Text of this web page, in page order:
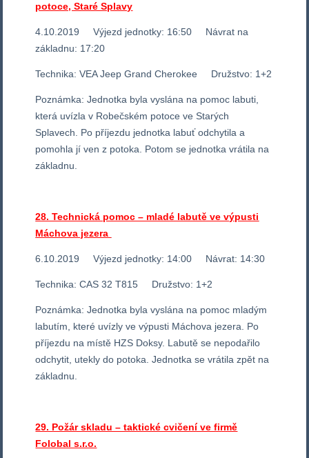
potoce, Staré Splavy
4.10.2019 Výjezd jednotky: 16:50 Návrat na
základnu: 17:20
Technika: VEA Jeep Grand Cherokee Družstvo: 1+2
Poznámka: Jednotka byla vyslána na pomoc labuti,
která uvízla v Robečském potoce ve Starých
Splavech. Po příjezdu jednotka labuť odchytila a
pomohla jí ven z potoka. Potom se jednotka vrátila na
základnu.
28. Technická pomoc – mladé labutě ve výpusti
Máchova jezera
6.10.2019 Výjezd jednotky: 14:00 Návrat: 14:30
Technika: CAS 32 T815 Družstvo: 1+2
Poznámka: Jednotka byla vyslána na pomoc mladým
labutím, které uvízly ve výpusti Máchova jezera. Po
příjezdu na místě HZS Doksy. Labutě se nepodařilo
odchytit, utekly do potoka. Jednotka se vrátila zpět na
základnu.
29. Požár skladu – taktické cvičení ve firmě
Folobal s.r.o.